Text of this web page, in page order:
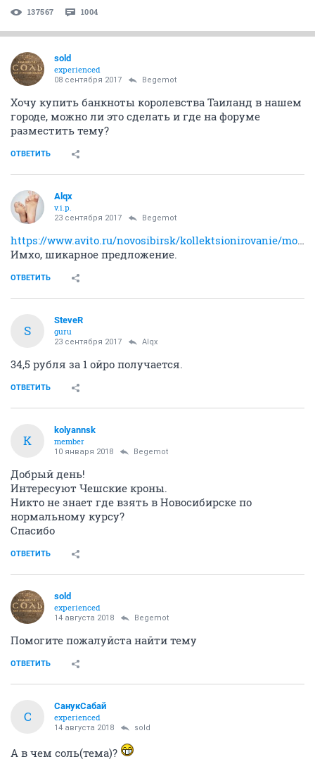
137567 1004
sold
experienced
08 сентября 2017 Begemot
Хочу купить банкноты королевства Таиланд в нашем
городе, можно ли это сделать и где на форуме
разместить тему?
ОТВЕТИТЬ
Alqx
v.i.p.
23 сентября 2017 Begemot
https://www.avito.ru/novosibirsk/kollektsionirovanie/monety_29_euro_1218827334
Имхо, шикарное предложение.
ОТВЕТИТЬ
S
SteveR
guru
23 сентября 2017 Alqx
34,5 рубля за 1 ойро получается.
ОТВЕТИТЬ
K
kolyannsk
member
10 января 2018 Begemot
Добрый день!
Интересуют Чешские кроны.
Никто не знает где взять в Новосибирске по
нормальному курсу?
Спасибо
ОТВЕТИТЬ
sold
experienced
14 августа 2018 Begemot
Помогите пожалуйста найти тему
ОТВЕТИТЬ
С
СанукСабай
experienced
14 августа 2018 sold
А в чем соль(тема)?